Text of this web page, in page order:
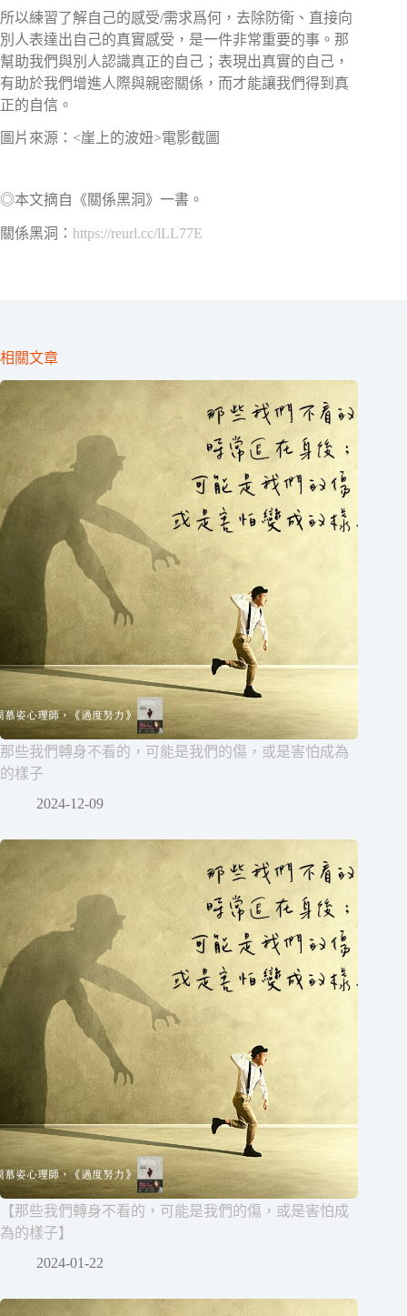
所以練習了解自己的感受/需求爲何，去除防衛、直接向
別人表達出自己的真實感受，是一件非常重要的事。那
幫助我們與別人認識真正的自己；表現出真實的自己，
有助於我們增進人際與親密關係，而才能讓我們得到真
正的自信。
圖片來源：<崖上的波妞>電影截圖
◎本文摘自《關係黑洞》一書。
關係黑洞： https://reurl.cc/lLL77E
相關文章
那些我們轉身不看的，可能是我們的傷，或是害怕成為
的樣子
2024-12-09
【那些我們轉身不看的，可能是我們的傷，或是害怕成
為的樣子】
2024-01-22